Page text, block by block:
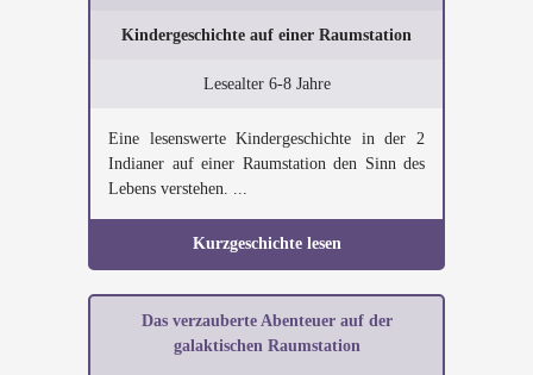
Kindergeschichte auf einer Raumstation
Lesealter 6-8 Jahre
Eine lesenswerte Kindergeschichte in der 2
Indianer auf einer Raumstation den Sinn des
Lebens verstehen. ...
Kurzgeschichte lesen
Das verzauberte Abenteuer auf der
galaktischen Raumstation